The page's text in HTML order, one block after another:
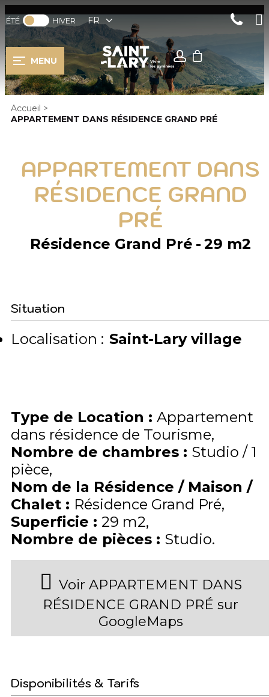
ÉTÉ HIVER FR
MENU
Accueil >
APPARTEMENT DANS RÉSIDENCE GRAND PRÉ
APPARTEMENT DANS
RÉSIDENCE GRAND
PRÉ
Résidence Grand Pré 29 m2
Situation
Localisation : Saint-Lary village
Type de Location : Appartement
dans résidence de Tourisme
Nombre de chambres : Studio / 1
pièce
Nom de la Résidence / Maison /
Chalet : Résidence Grand Pré
Superficie : 29 m2
Nombre de pièces : Studio
Voir APPARTEMENT DANS
RÉSIDENCE GRAND PRÉ sur
GoogleMaps
Disponibilités & Tarifs